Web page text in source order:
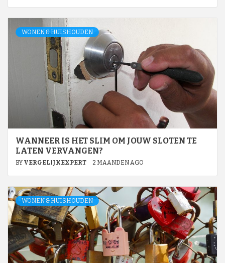
WONEN & HUISHOUDEN
WANNEER IS HET SLIM OM JOUW SLOTEN TE
LATEN VERVANGEN?
BY VERGELIJKEXPERT 2 MAANDEN AGO
WONEN & HUISHOUDEN